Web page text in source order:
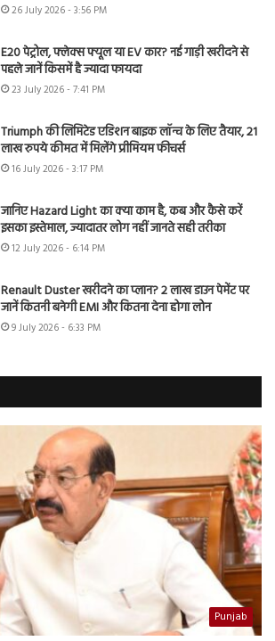
26 July 2026 - 3:56 PM
E20 पेट्रोल, फ्लेक्स फ्यूल या EV कार? नई गाड़ी खरीदने से
पहले जानें किसमें है ज्यादा फायदा
23 July 2026 - 7:41 PM
Triumph की लिमिटेड एडिशन बाइक लॉन्च के लिए तैयार, 21
लाख रुपये कीमत में मिलेंगे प्रीमियम फीचर्स
16 July 2026 - 3:17 PM
जानिए Hazard Light का क्या काम है, कब और कैसे करें
इसका इस्तेमाल, ज्यादातर लोग नहीं जानते सही तरीका
12 July 2026 - 6:14 PM
Renault Duster खरीदने का प्लान? 2 लाख डाउन पेमेंट पर
जानें कितनी बनेगी EMI और कितना देना होगा लोन
9 July 2026 - 6:33 PM
Punjab